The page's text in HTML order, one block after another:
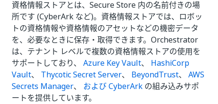
資格情報ストアとは、Secure Store 内の名前付きの場
所です (CyberArk など)。資格情報ストアでは、ロボッ
トの資格情報や資格情報のアセットなどの機密データ
を、必要なときに保存・取得できます。Orchestrator
は、テナント レベルで複数の資格情報ストアの使用を
サポートしており、 Azure Key Vault、 HashiCorp
Vault、 Thycotic Secret Server、 BeyondTrust、 AWS
Secrets Manager、 および CyberArk の組み込みサポ
ートを提供しています。